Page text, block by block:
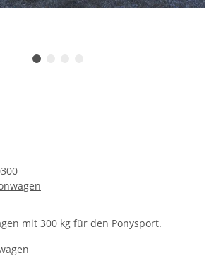
mit 300 kg für den Ponysport.